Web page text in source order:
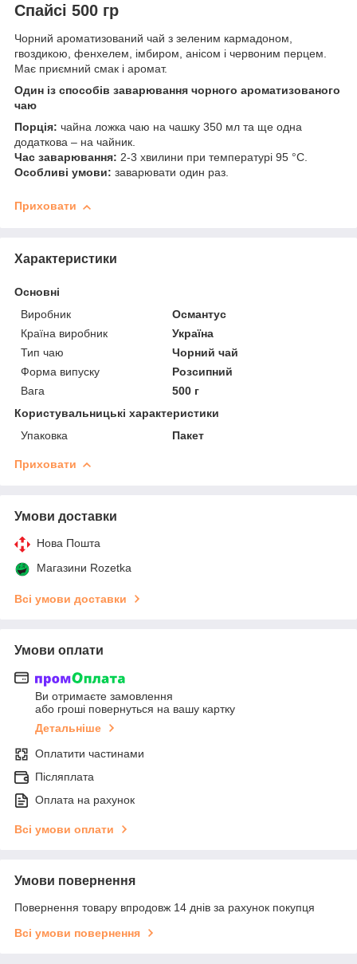
Спайсі 500 гр
Чорний ароматизований чай з зеленим кармадоном,
гвоздикою, фенхелем, імбиром, анісом і червоним перцем.
Має приємний смак і аромат.
Один із способів заварювання чорного ароматизованого
чаю
Порція: чайна ложка чаю на чашку 350 мл та ще одна
додаткова – на чайник.
Час заварювання: 2-3 хвилини при температурі 95 °C.
Особливі умови: заварювати один раз.
Приховати
Характеристики
Основні
Виробник
Османтус
Країна виробник
Україна
Тип чаю
Чорний чай
Форма випуску
Розсипний
Вага
500 г
Користувальницькі характеристики
Упаковка
Пакет
Приховати
Умови доставки
Нова Пошта
Магазини Rozetka
Всі умови доставки
Умови оплати
Ви отримаєте замовлення
або гроші повернуться на вашу картку
Детальніше
Оплатити частинами
Післяплата
Оплата на рахунок
Всі умови оплати
Умови повернення
Повернення товару впродовж 14 днів за рахунок покупця
Всі умови повернення